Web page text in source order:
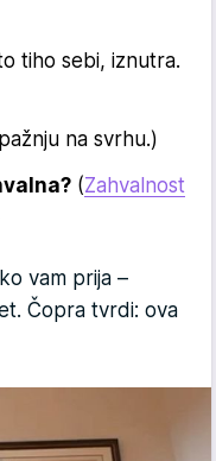
tiho sebi, iznutra.
na svrhu.)
(Zahvalnost
vam prija –
Čopra tvrdi: ova